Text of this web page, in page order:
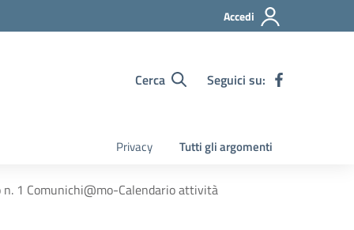
Accedi
Cerca Seguici su:
Privacy Tutti gli argomenti
n. 1 Comunichi@mo-Calendario attività